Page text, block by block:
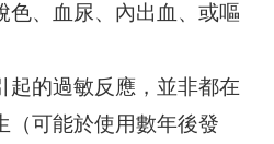
色、血尿、內出血、或嘔
起的過敏反應，並非都在
（可能於使用數年後發